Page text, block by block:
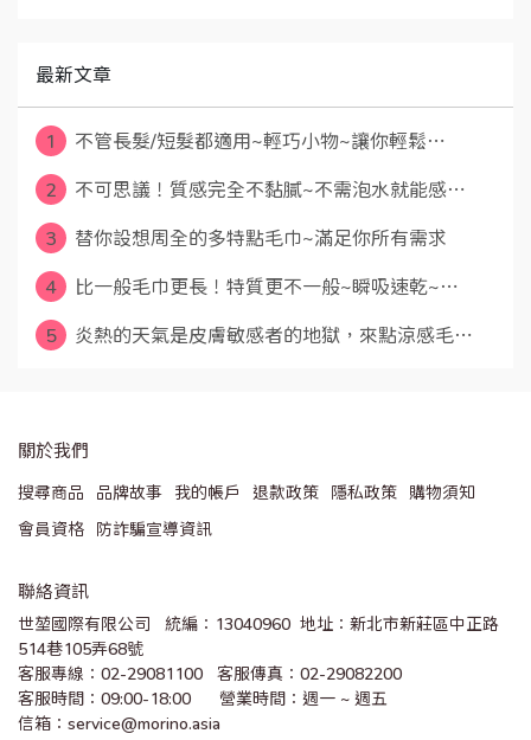
最新文章
1 不管長髮/短髮都適用~輕巧小物~讓你輕鬆⋯
2 不可思議！質感完全不黏膩~不需泡水就能感⋯
3 替你設想周全的多特點毛巾~滿足你所有需求
4 比一般毛巾更長！特質更不一般~瞬吸速乾~⋯
5 炎熱的天氣是皮膚敏感者的地獄，來點涼感毛⋯
關於我們
搜尋商品 品牌故事 我的帳戶 退款政策 隱私政策
購物須知
會員資格
防詐騙宣導資訊
聯絡資訊
世堃國際有限公司   統編：13040960  地址：新北市新莊區中正路
514巷105弄68號
客服專線：02-29081100   客服傳真：02-29082200
客服時間：09:00-18:00      營業時間：週一 ~ 週五
信箱：service@morino.asia